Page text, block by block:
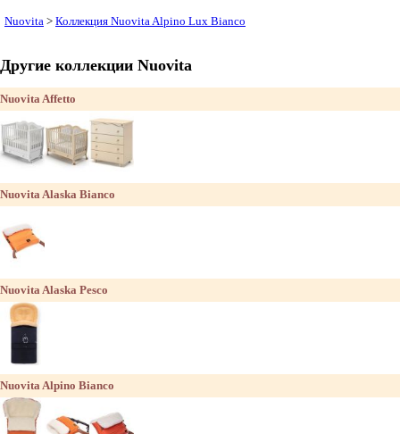
Nuovita > Коллекция Nuovita Alpino Lux Bianco
Другие коллекции Nuovita
Nuovita Affetto
Nuovita Alaska Bianco
Nuovita Alaska Pesco
Nuovita Alpino Bianco